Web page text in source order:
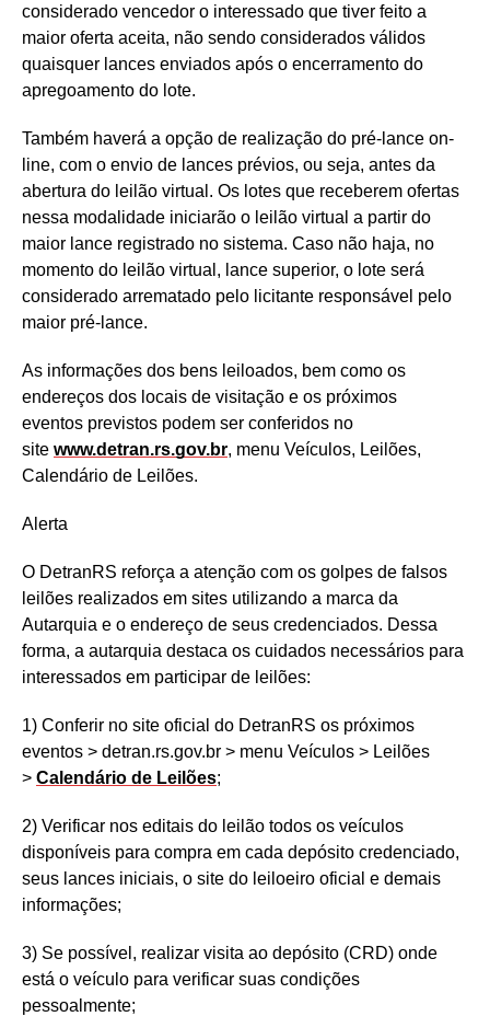
considerado vencedor o interessado que tiver feito a
maior oferta aceita, não sendo considerados válidos
quaisquer lances enviados após o encerramento do
apregoamento do lote.
Também haverá a opção de realização do pré-lance on-
line, com o envio de lances prévios, ou seja, antes da
abertura do leilão virtual. Os lotes que receberem ofertas
nessa modalidade iniciarão o leilão virtual a partir do
maior lance registrado no sistema. Caso não haja, no
momento do leilão virtual, lance superior, o lote será
considerado arrematado pelo licitante responsável pelo
maior pré-lance.
As informações dos bens leiloados, bem como os
endereços dos locais de visitação e os próximos
eventos previstos podem ser conferidos no
site www.detran.rs.gov.br, menu Veículos, Leilões,
Calendário de Leilões.
Alerta
O DetranRS reforça a atenção com os golpes de falsos
leilões realizados em sites utilizando a marca da
Autarquia e o endereço de seus credenciados. Dessa
forma, a autarquia destaca os cuidados necessários para
interessados em participar de leilões:
1) Conferir no site oficial do DetranRS os próximos
eventos > detran.rs.gov.br > menu Veículos > Leilões
> Calendário de Leilões;
2) Verificar nos editais do leilão todos os veículos
disponíveis para compra em cada depósito credenciado,
seus lances iniciais, o site do leiloeiro oficial e demais
informações;
3) Se possível, realizar visita ao depósito (CRD) onde
está o veículo para verificar suas condições
pessoalmente;